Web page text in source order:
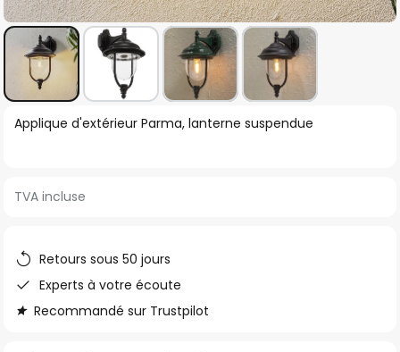
Skip
images
gallery
Applique d'extérieur Parma, lanterne suspendue
TVA incluse
Retours sous 50 jours
Experts à votre écoute
Recommandé sur Trustpilot